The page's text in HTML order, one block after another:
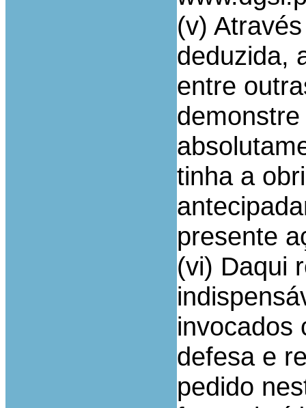
(v)
deduzida,
entre
tinha a
presente
(vi) Daqui
invocados
defesa e
pedido